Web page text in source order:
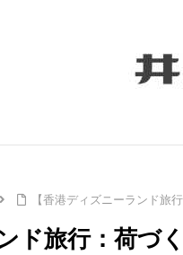
【香港ディズニーランド旅
ド旅行：荷づ